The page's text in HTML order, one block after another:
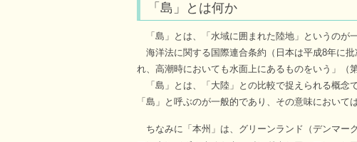
「島」とは何か
「島」とは、「水域に囲まれた陸地」というのが
海洋法に関する国際連合条約（日本は平成8年に
れ、高潮時においても水面上にあるものをいう」（
「島」とは、「大陸」との比較で捉えられる概念
「島」と呼ぶのが一般的であり、その意味において
ちなみに「本州」は、グリーンランド（デンマー